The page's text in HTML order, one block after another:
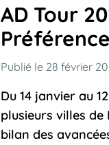
AD Tour
Publié le 28 février
Du 14 janvier au
plusieurs villes
bilan des